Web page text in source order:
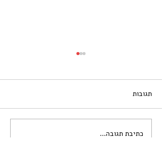
מה זו נשימה סרעפתית ולמה
תגובות
כתיבת תגובה...